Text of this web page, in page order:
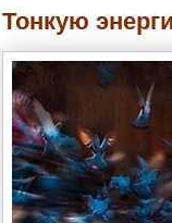
Тонкую